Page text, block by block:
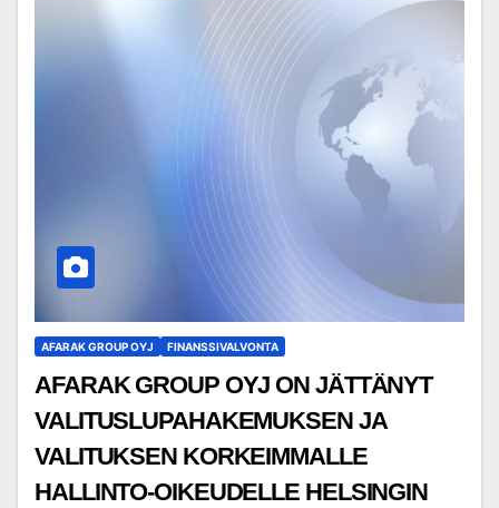
AFARAK GROUP OYJ FINANSSIVALVONTA
AFARAK GROUP OYJ ON JÄTTÄNYT
VALITUSLUPAHAKEMUKSEN JA
VALITUKSEN KORKEIMMALLE
HALLINTO-OIKEUDELLE HELSINGIN